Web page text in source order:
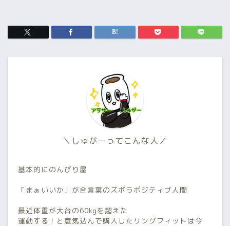
＼しゅがーってこんな人／
基本的にのんびり屋
「まぁいいか」が合言葉のズボラポジティブ人間
最近体重が大台の60kgを超えた
運動する！と意気込んで購入したリングフィットは今